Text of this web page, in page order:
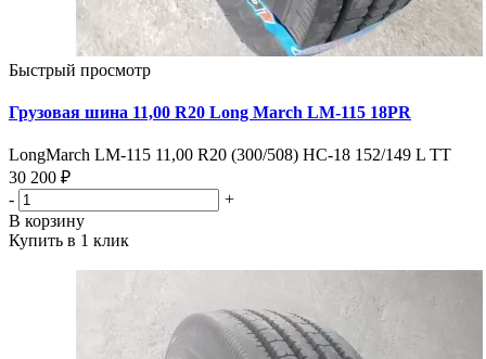
Быстрый просмотр
Грузовая шина 11,00 R20 Long March LM-115 18PR
LongMarch LM-115 11,00 R20 (300/508) НС-18 152/149 L TT
30 200 ₽
-
+
В корзину
Купить в 1 клик